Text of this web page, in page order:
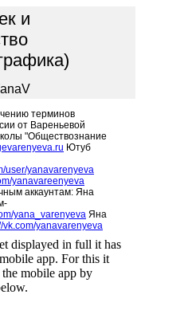
и
терминов
от Вареньевой
"Обществознание
Ютуб
user/yanavarenyeva
yanavareenyeva
аккаунтам: Яна
yana_varenyeva Яна
vk.com/yanavarenyeva
displayed in full it has
app. For this it
the mobile app by